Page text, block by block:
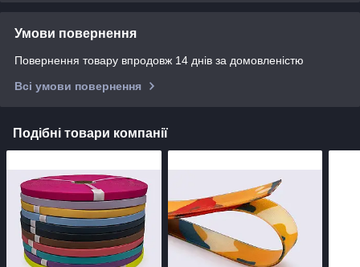
Умови повернення
Повернення товару впродовж 14 днів за домовленістю
Всі умови повернення
Подібні товари компанії